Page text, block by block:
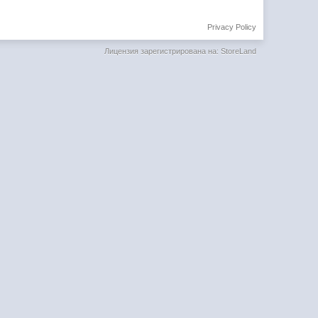
Privacy Policy
Лицензия зарегистрирована на: StoreLand